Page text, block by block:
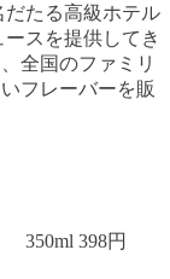
だたる高級ホテル
スを提供してき
全国のファミリ
フレーバーを販
350ml 398円